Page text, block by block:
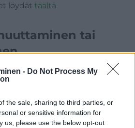
- Do Not Process My
the sale, sharing to third parties, or
or sensitive information for
us, please use the below opt-out
löydät täältä
tai
tai laajentaminen jälkikäteen
vaihtelee yhtiömuotosi
muutos